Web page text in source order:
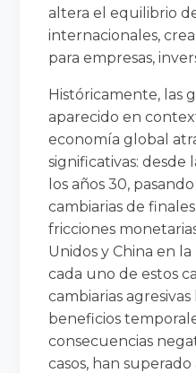
altera el equilibrio
internacionales,
para empresas,
Históricamente, las
aparecido en
economía global
significativas: desde
los años 30,
cambiarias de
fricciones
Unidos y China en
cada uno de estos
cambiarias
beneficios
consecuencias
casos, han superado